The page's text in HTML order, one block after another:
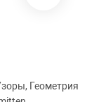
Геометрия